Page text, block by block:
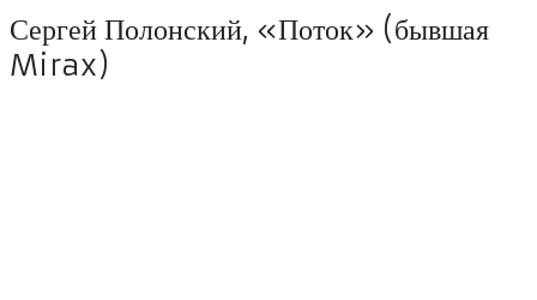
Сергей Полонский, «Поток» (бывшая
Mirax)